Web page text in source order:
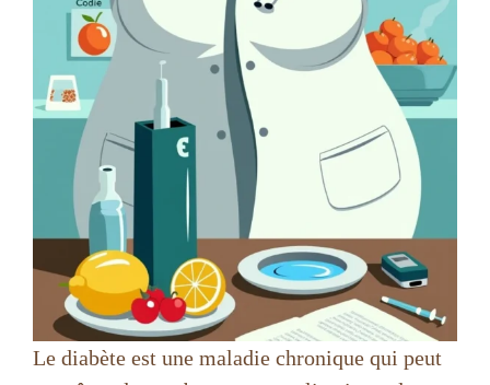
Le diabète est une maladie chronique qui peut